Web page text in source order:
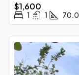
$1,600
1 1